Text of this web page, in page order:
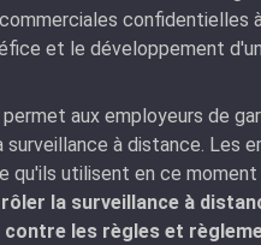
confidentielles
et le développement
aux employeurs de
à distance. Les
utilisent en ce moment
la surveillance à
les règles et